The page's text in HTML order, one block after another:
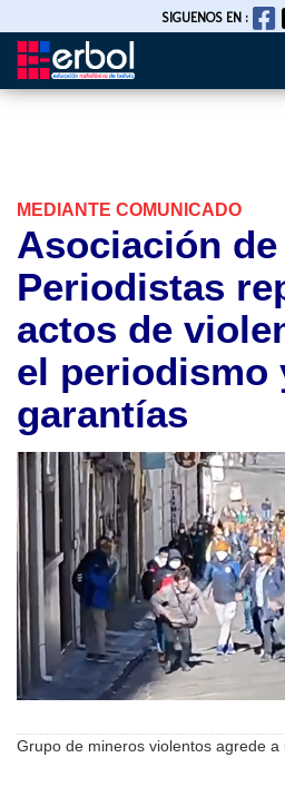
Pasar
SIGUENOS EN :
MEDIANTE COMUNICADO
Asociación de
Periodistas
actos de
el periodismo
garantías
Grupo de mineros violentos agrede